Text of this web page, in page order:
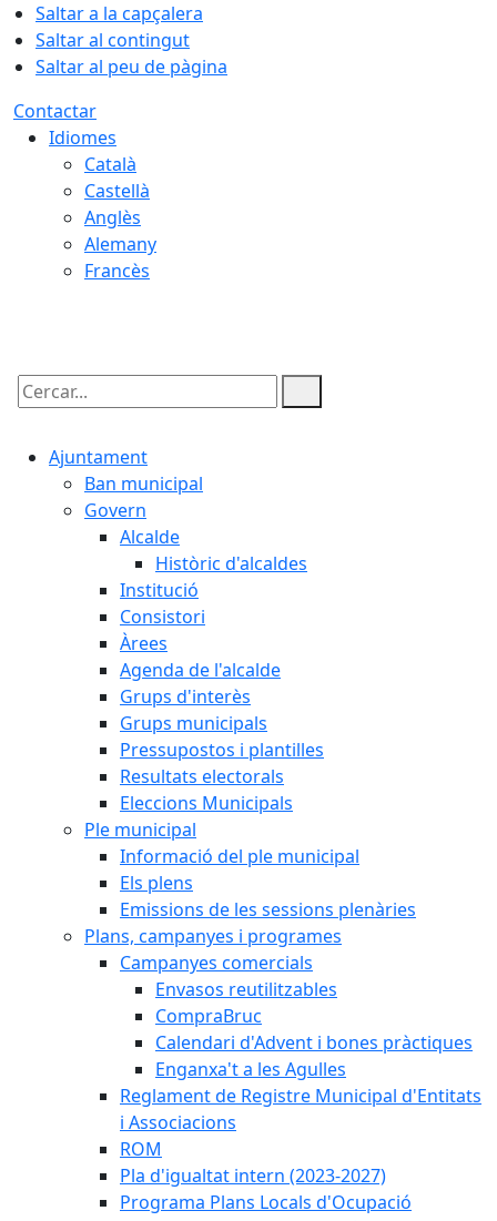
Saltar a la capçalera
Saltar al contingut
Saltar al peu de pàgina
Contactar
Idiomes
Català
Castellà
Anglès
Alemany
Francès
Cercar:
Ajuntament
Ban municipal
Govern
Alcalde
Històric d'alcaldes
Institució
Consistori
Àrees
Agenda de l'alcalde
Grups d'interès
Grups municipals
Pressupostos i plantilles
Resultats electorals
Eleccions Municipals
Ple municipal
Informació del ple municipal
Els plens
Emissions de les sessions plenàries
Plans, campanyes i programes
Campanyes comercials
Envasos reutilitzables
CompraBruc
Calendari d'Advent i bones pràctiques
Enganxa't a les Agulles
Reglament de Registre Municipal d'Entitats
i Associacions
ROM
Pla d'igualtat intern (2023-2027)
Programa Plans Locals d'Ocupació